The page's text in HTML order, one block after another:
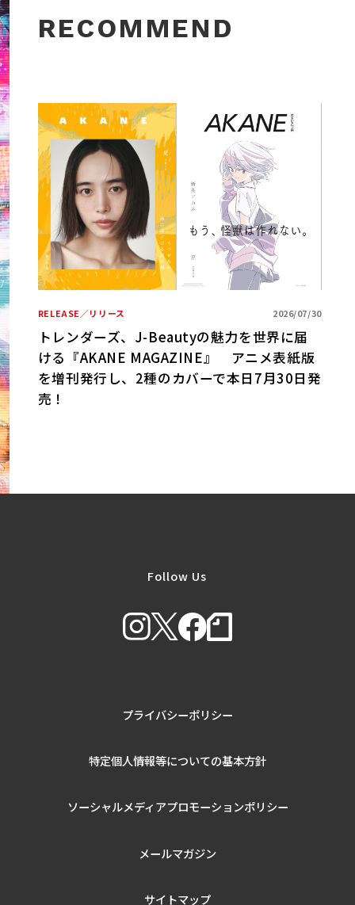
RECOMMEND
RELEASE／リリース 2026/07/30
トレンダーズ、J-Beautyの魅力を世界に届
ける『AKANE MAGAZINE』 アニメ表紙版
を増刊発行し、2種のカバーで本日7月30日発
売！
Follow Us
プライバシーポリシー
特定個人情報等についての基本方針
ソーシャルメディアプロモーションポリシー
メールマガジン
サイトマップ